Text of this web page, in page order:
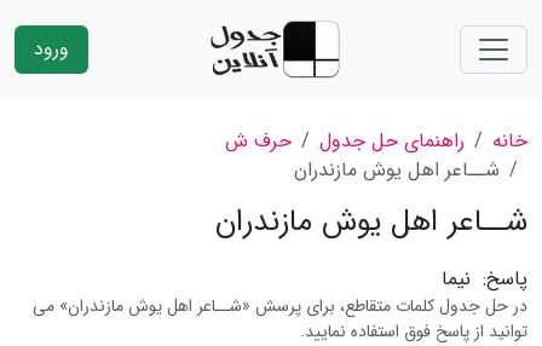
ورود
خانه راهنمای حل جدول
حرف ش
شــاعر اهل یوش مازندران
شــاعر اهل یوش مازندران
پاسخ: نیما
در حل جدول کلمات متقاطع، برای پرسش «شــاعر اهل یوش مازندران» می
توانید از پاسخ فوق استفاده نمایید.